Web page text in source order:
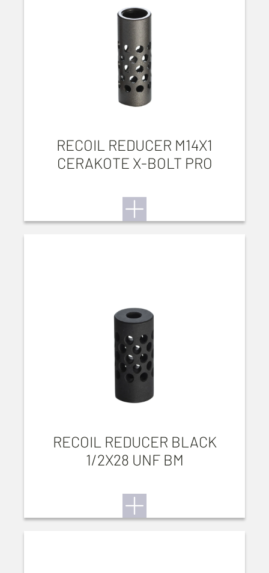
RECOIL REDUCER M14X1
CERAKOTE X-BOLT PRO
RECOIL REDUCER BLACK
1/2X28 UNF BM